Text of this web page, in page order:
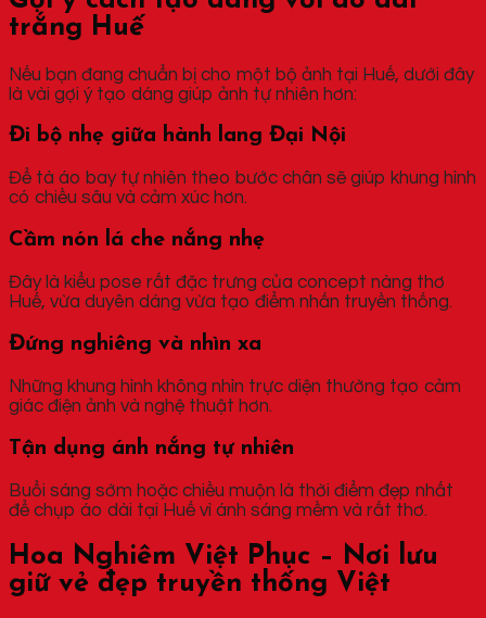
trắng Huế
Nếu bạn đang chuẩn bị cho một bộ ảnh tại Huế, dưới đây
là vài gợi ý tạo dáng giúp ảnh tự nhiên hơn:
Đi bộ nhẹ giữa hành lang Đại Nội
Để tà áo bay tự nhiên theo bước chân sẽ giúp khung hình
có chiều sâu và cảm xúc hơn.
Cầm nón lá che nắng nhẹ
Đây là kiểu pose rất đặc trưng của concept nàng thơ
Huế, vừa duyên dáng vừa tạo điểm nhấn truyền thống.
Đứng nghiêng và nhìn xa
Những khung hình không nhìn trực diện thường tạo cảm
giác điện ảnh và nghệ thuật hơn.
Tận dụng ánh nắng tự nhiên
Buổi sáng sớm hoặc chiều muộn là thời điểm đẹp nhất
để chụp áo dài tại Huế vì ánh sáng mềm và rất thơ.
Hoa Nghiêm Việt Phục – Nơi lưu
giữ vẻ đẹp truyền thống Việt